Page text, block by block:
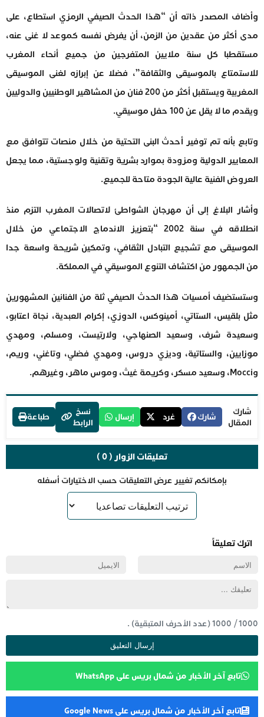
وأضاف المصدر ذاته أن “هذا الحدث الصيفي الرمزي استطاع، على
مدى أكثر من عقدين من الزمن، أن يفرض نفسه كموعد لا غنى عنه،
مستقطبا كل سنة ملايين المتفرجين من جميع أنحاء المغرب
للاستمتاع بالموسيقى والثقافة”، فضلا عن إبرازه لغنى الموسيقى
المغربية ويستقبل أكثر من 200 فنان من المشاهير الوطنيين والدوليين
ويقدم ما لا يقل عن 100 حفل موسيقي.
وتابع بأنه تم توفير أحدث البنى التحتية من خلال منصات تتوافق مع
المعايير الدولية ومزودة بموارد بشرية وتقنية ولوجستية، مما يجعل
العروض الفنية عالية الجودة متاحة للجميع.
وأشار البلاغ إلى أن مهرجان الشواطئ لاتصالات المغرب التزم منذ
انطلاقه في سنة 2002 “بتعزيز الاندماج الاجتماعي من خلال
الموسيقى مع تشجيع التبادل الثقافي، وتمكين شريحة واسعة جدا
من الجمهور من اكتشاف التنوع الموسيقي في المملكة.
وستستضيف أمسيات هذا الحدث الصيفي ثلة من الفنانين المشهورين
مثل بلقيس، الستاتي، أمينوكس، الدوزي، إكرام العبدية، نجاة اعتابو،
وسعيدة شرف، وسعيد الصنهاجي، ولارتيست، ومسلم، ومهدي
موزايين، والستاتية، وديزي دروس، ومهدي فضلي، وتاغني، وريم،
وMocci، وسعيد مسكر، وكريمة غيث، وموس ماهر، وغيرهم.
شارك
المقال
شارك غرد إرسال
نسخ
الرابط
طباعة
تعليقات الزوار ( 0 )
بإمكانكم تغيير عرض التعليقات حسب الاختيارات أسفله
اترك تعليقاً
1000
/
1000(عدد الأحرف المتبقية) .
تابع آخر الأخبار من شمال بريس على WhatsApp
تابع آخر الأخبار من شمال بريس على Google News